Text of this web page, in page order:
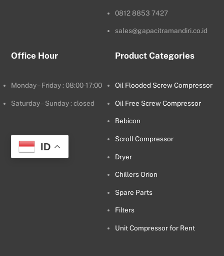
0812 8853 7427
sales@gapacitramandiri.co.id
Office Hour
Monday – Friday : 08:00-17:00
Saturday – Sunday : closed
ID
Product Categories
Oil Flooded Screw Compressor
Oil Free Screw Compressor
Bebicon
Scroll Compressor
Dryer
Chillers Orion
Spare Parts
Filters
Unit Compressor for Rent